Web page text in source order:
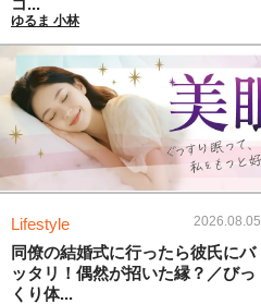
コ...
ゆるま 小林
Lifestyle 2026.08.05
同僚の結婚式に行ったら彼氏にバ
ッタリ！偶然が招いた縁？／びっ
くり体...